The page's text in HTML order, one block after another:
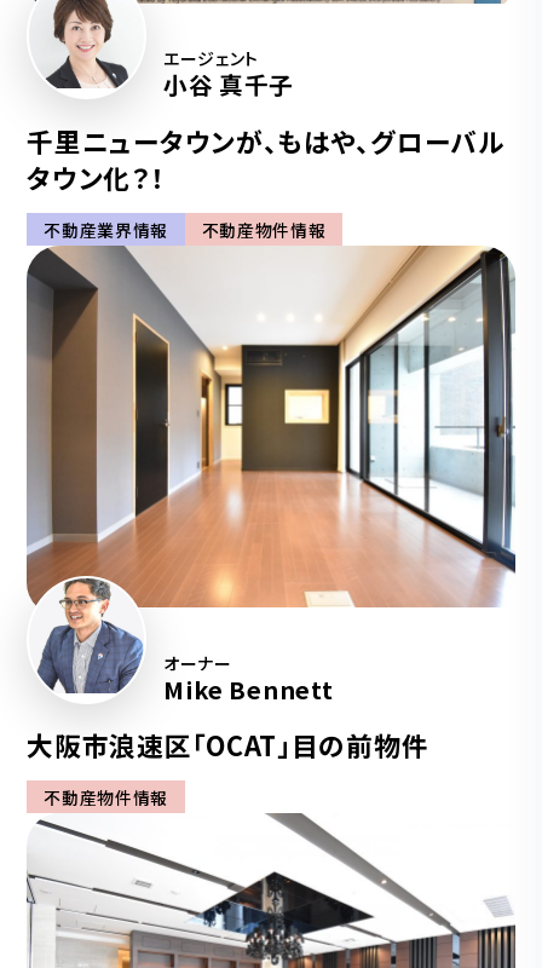
エージェント
小谷 真千子
千里ニュータウンが、もはや、グローバル
タウン化？！
不動産業界情報 不動産物件情報
オーナー
Mike Bennett
大阪市浪速区「OCAT」目の前物件
不動産物件情報